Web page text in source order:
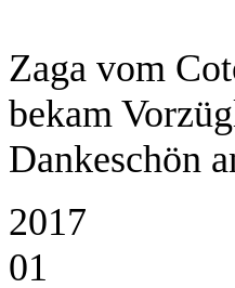
Zaga vom
bekam
Dankeschön
2017
01